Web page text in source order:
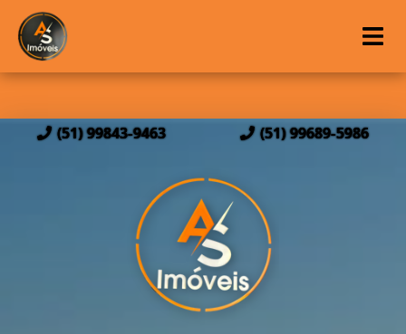
(51) 99843-9463 (51) 99689-5986